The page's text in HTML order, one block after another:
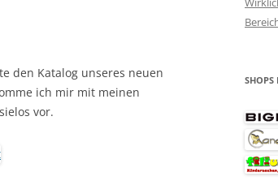
den Katalog unseres neuen
ich mir mit meinen
vor.
SHOPS